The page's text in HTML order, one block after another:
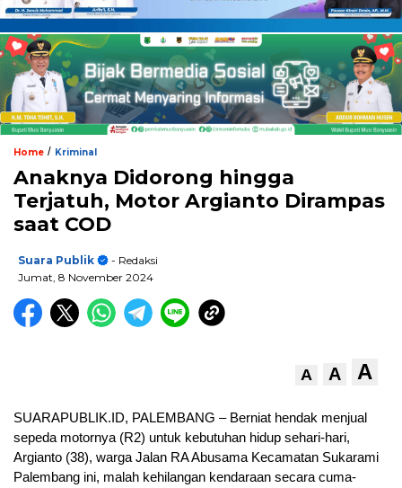
Home / Kriminal
Anaknya Didorong hingga
Terjatuh, Motor Argianto Dirampas
saat COD
Suara Publik
- Redaksi
Jumat, 8 November 2024
A A A
SUARAPUBLIK.ID, PALEMBANG – Berniat hendak menjual
sepeda motornya (R2) untuk kebutuhan hidup sehari-hari,
Argianto (38), warga Jalan RA Abusama Kecamatan Sukarami
Palembang ini, malah kehilangan kendaraan secara cuma-